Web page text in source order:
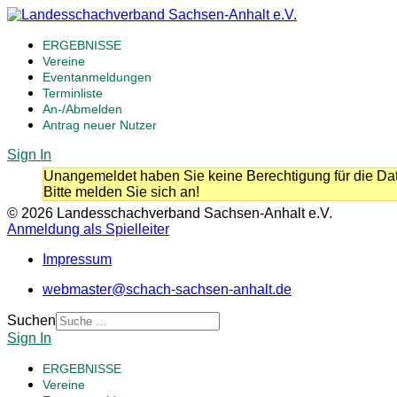
ERGEBNISSE
Vereine
Eventanmeldungen
Terminliste
An-/Abmelden
Antrag neuer Nutzer
Sign In
Unangemeldet haben Sie keine Berechtigung für die
Bitte melden Sie sich an!
© 2026 Landesschachverband Sachsen-Anhalt e.V.
Anmeldung als Spielleiter
Impressum
webmaster@schach-sachsen-anhalt.de
Suchen
Sign In
ERGEBNISSE
Vereine